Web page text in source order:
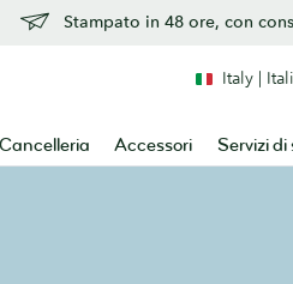
Stampato in 48 ore, con
Cancelleria Accessori Servizi
Italy |